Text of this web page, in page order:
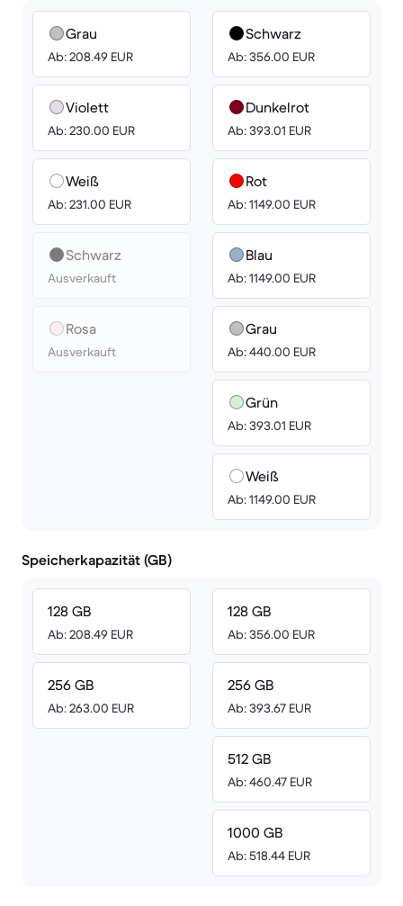
Grau
Ab: 208.49 EUR
Violett
Ab: 230.00 EUR
Weiß
Ab: 231.00 EUR
Schwarz
Ausverkauft
Rosa
Ausverkauft
Schwarz
Ab: 356.00 EUR
Dunkelrot
Ab: 393.01 EUR
Rot
Ab: 1149.00 EUR
Blau
Ab: 1149.00 EUR
Grau
Ab: 440.00 EUR
Grün
Ab: 393.01 EUR
Weiß
Ab: 1149.00 EUR
Speicherkapazität (GB)
128 GB
Ab: 208.49 EUR
256 GB
Ab: 263.00 EUR
128 GB
Ab: 356.00 EUR
256 GB
Ab: 393.67 EUR
512 GB
Ab: 460.47 EUR
1000 GB
Ab: 518.44 EUR